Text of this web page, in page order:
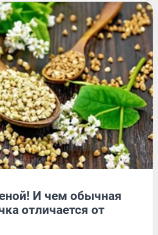
И чем обычная
отличается от